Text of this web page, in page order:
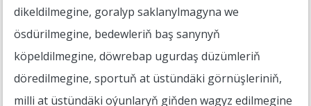
dikeldilmegine, goralyp saklanylmagyna we
ösdürilmegine, bedewleriň baş sanynyň
köpeldilmegine, döwrebap ugurdaş düzümleriň
döredilmegine, sportuň at üstündäki görnüşleriniň,
milli at üstündäki oýunlaryň giňden wagyz edilmegine